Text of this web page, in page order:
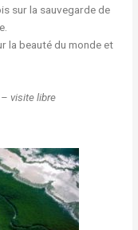
sur la sauvegarde de
la beauté du monde et
visite libre